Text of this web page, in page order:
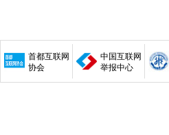
首都互联网
协会
中国互联网
举报中心